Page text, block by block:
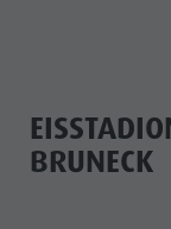
Museen
Wochenprogramm
Urlaub buchen
Bruneck Stadt
BRUNECK